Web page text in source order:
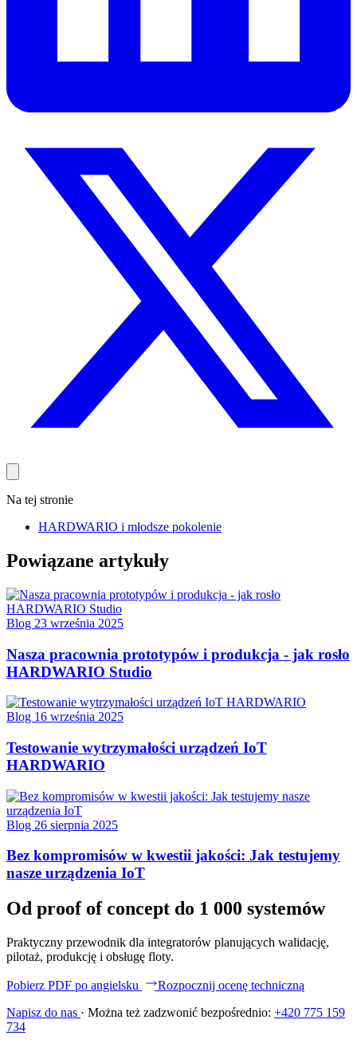
Na tej stronie
HARDWARIO i młodsze pokolenie
Powiązane artykuły
Blog 23 września 2025
Nasza pracownia prototypów i produkcja - jak rosło
HARDWARIO Studio
Blog 16 września 2025
Testowanie wytrzymałości urządzeń IoT
HARDWARIO
Blog 26 sierpnia 2025
Bez kompromisów w kwestii jakości: Jak testujemy
nasze urządzenia IoT
Od proof of concept do 1 000 systemów
Praktyczny przewodnik dla integratorów planujących walidację,
pilotaż, produkcję i obsługę floty.
Pobierz PDF po angielsku
Rozpocznij ocenę techniczną
Napisz do nas · Można też zadzwonić bezpośrednio: +420 775 159
734